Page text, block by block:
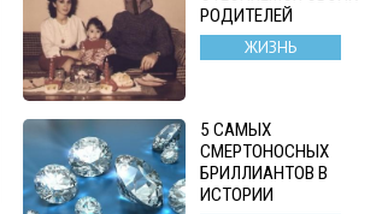
РОДИТЕЛЕЙ
ЖИЗНЬ
5 САМЫХ
СМЕРТОНОСНЫХ
БРИЛЛИАНТОВ В
ИСТОРИИ